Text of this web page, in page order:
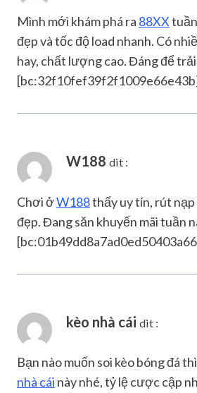
Mình mới khám phá ra 88XX
đẹp và tốc độ load nhanh. Có
hay, chất lượng cao. Đáng để
W188 dit :
Chơi ởW188thấy uy tín, rút nạp
đẹp. Đang săn khuyến mãi tuần
kèo nhà cái dit :
Bạn nào muốn soi kèo bóng đá
nhà cái này nhé, tỷ lệ cược cập